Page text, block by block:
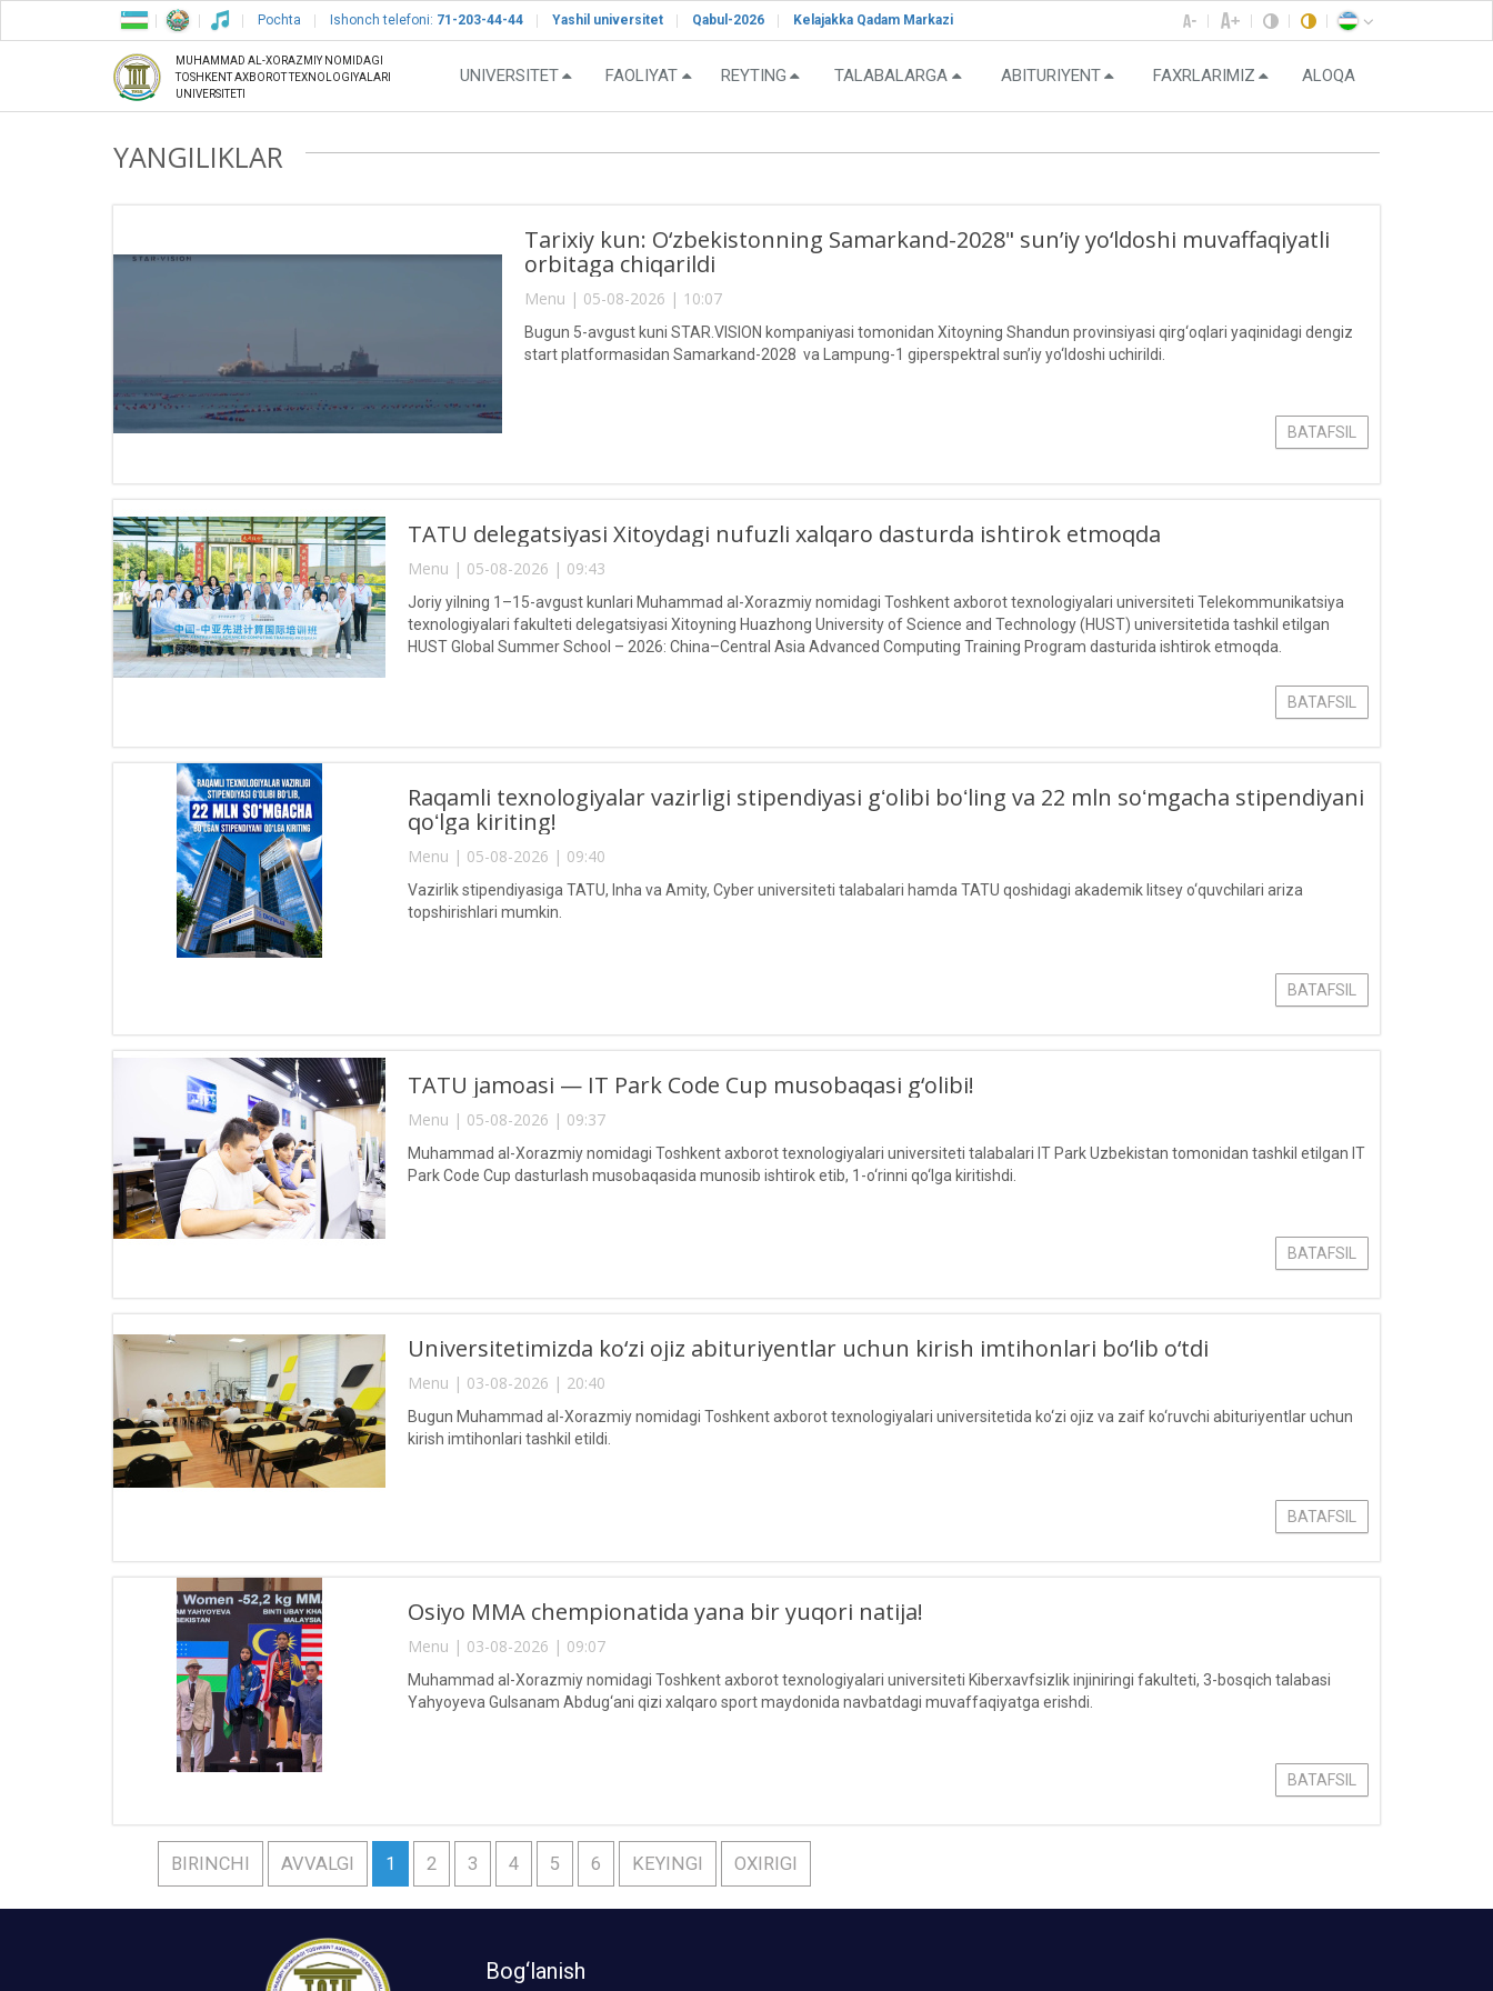
Pochta Ishonch telefoni: 71-203-44-44 Yashil universitet Qabul-2026 Kelajakka Qadam Markazi
MUHAMMAD AL-XORAZMIY NOMIDAGI
TOSHKENT AXBOROT TEXNOLOGIYALARI
UNIVERSITETI
UNIVERSITET FAOLIYAT REYTING TALABALARGA ABITURIYENT FAXRLARIMIZ ALOQA
YANGILIKLAR
Tarixiy kun: O‘zbekistonning Samarkand-2028" sun’iy yo‘ldoshi muvaffaqiyatli
orbitaga chiqarildi
Menu | 05-08-2026 | 10:07
Bugun 5-avgust kuni STAR.VISION kompaniyasi tomonidan Xitoyning Shandun provinsiyasi qirg‘oqlari yaqinidagi dengiz
start platformasidan Samarkand-2028 va Lampung-1 giperspektral sun’iy yo‘ldoshi uchirildi.
BATAFSIL
TATU delegatsiyasi Xitoydagi nufuzli xalqaro dasturda ishtirok etmoqda
Menu | 05-08-2026 | 09:43
Joriy yilning 1–15-avgust kunlari Muhammad al-Xorazmiy nomidagi Toshkent axborot texnologiyalari universiteti Telekommunikatsiya
texnologiyalari fakulteti delegatsiyasi Xitoyning Huazhong University of Science and Technology (HUST) universitetida tashkil etilgan
HUST Global Summer School – 2026: China–Central Asia Advanced Computing Training Program dasturida ishtirok etmoqda.
BATAFSIL
Raqamli texnologiyalar vazirligi stipendiyasi gʻolibi boʻling va 22 mln soʻmgacha stipendiyani
qoʻlga kiriting!
Menu | 05-08-2026 | 09:40
Vazirlik stipendiyasiga TATU, Inha va Amity, Cyber universiteti talabalari hamda TATU qoshidagi akademik litsey o‘quvchilari ariza
topshirishlari mumkin.
BATAFSIL
TATU jamoasi — IT Park Code Cup musobaqasi g‘olibi!
Menu | 05-08-2026 | 09:37
Muhammad al-Xorazmiy nomidagi Toshkent axborot texnologiyalari universiteti talabalari IT Park Uzbekistan tomonidan tashkil etilgan IT
Park Code Cup dasturlash musobaqasida munosib ishtirok etib, 1-o‘rinni qo‘lga kiritishdi.
BATAFSIL
Universitetimizda ko‘zi ojiz abituriyentlar uchun kirish imtihonlari bo‘lib o‘tdi
Menu | 03-08-2026 | 20:40
Bugun Muhammad al-Xorazmiy nomidagi Toshkent axborot texnologiyalari universitetida ko‘zi ojiz va zaif ko‘ruvchi abituriyentlar uchun
kirish imtihonlari tashkil etildi.
BATAFSIL
Osiyo MMA chempionatida yana bir yuqori natija!
Menu | 03-08-2026 | 09:07
Muhammad al-Xorazmiy nomidagi Toshkent axborot texnologiyalari universiteti Kiberxavfsizlik injiniringi fakulteti, 3-bosqich talabasi
Yahyoyeva Gulsanam Abdug‘ani qizi xalqaro sport maydonida navbatdagi muvaffaqiyatga erishdi.
BATAFSIL
BIRINCHI AVVALGI 1 2 3 4 5 6 KEYINGI OXIRIGI
Bog‘lanish